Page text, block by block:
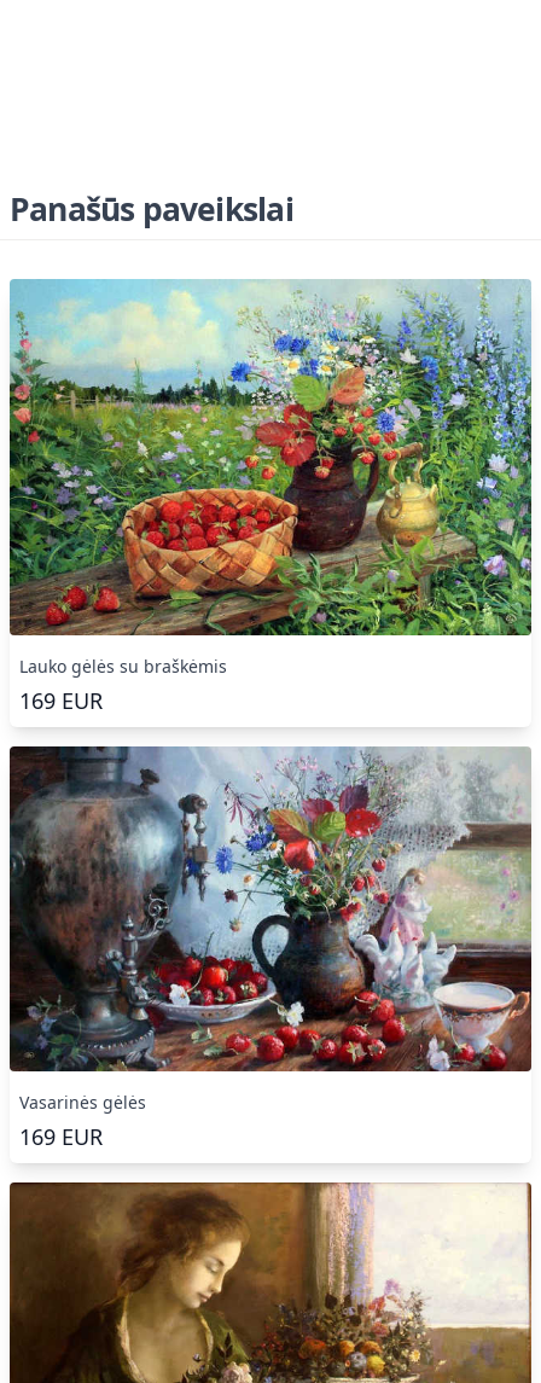
Panašūs paveikslai
Lauko gėlės su braškėmis
169 EUR
Vasarinės gėlės
169 EUR